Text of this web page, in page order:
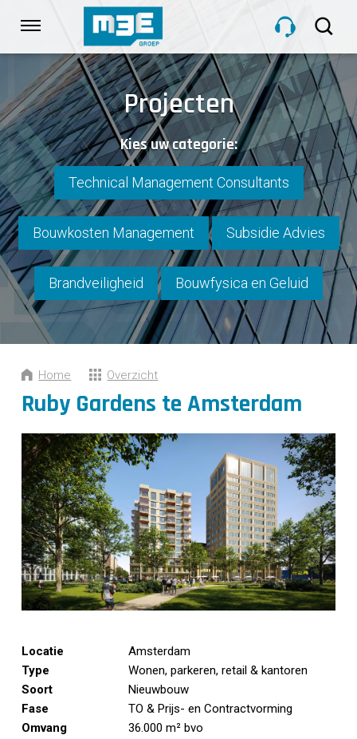
links
Spring
naar
de
inhoud
Spring
naar
navigatie
HOME
DIENSTEN
PROJECTEN
OVER M3E
NIEUWS
CONTACT
Projecten
Kies uw categorie:
Technical Management Consultants
Bouwkosten Management Subsidie Advies
Brandveiligheid Bouwfysica en Geluid
Home Overzicht
Ruby Gardens te Amsterdam
Locatie
Amsterdam
Type
Wonen, parkeren, retail & kantoren
Soort
Nieuwbouw
Fase
TO & Prijs- en Contractvorming
Omvang
36.000 m² bvo